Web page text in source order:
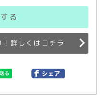
る
詳しくはコチラ